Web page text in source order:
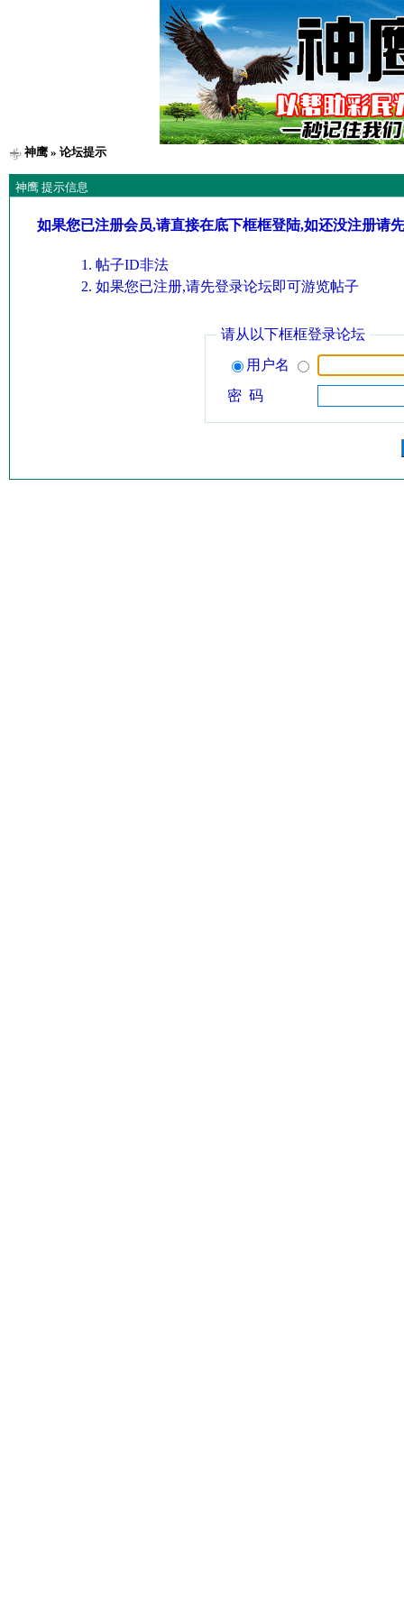
神鹰» 论坛提示
神鹰 提示信息
如果您已注册会员,请直接在底下框框登陆,如还没注册请
帖子ID非法
如果您已注册,请先登录论坛即可游览帖子
请从以下框框登录论坛
用户名
密 码